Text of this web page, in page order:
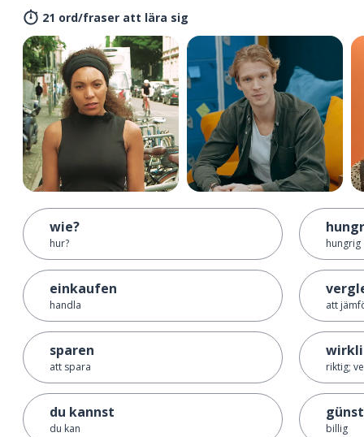
21 ord/fraser att lära sig
wie?
hur?
einkaufen
handla
sparen
att spara
du kannst
du kan
hungrig
att
riktig;
billig